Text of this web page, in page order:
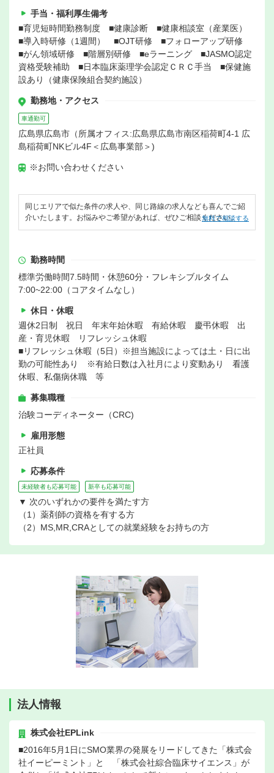
手当・福利厚生備考
■育児短時間勤務制度 ■健康診断 ■健康相談室（産業医）
■導入時研修（1週間） ■OJT研修 ■フォローアップ研修
■がん領域研修 ■階層別研修 ■eラーニング ■JASMO認定
資格受験補助 ■日本臨床薬理学会認定ＣＲＣ手当 ■保健施
設あり（健康保険組合契約施設）
勤務地・アクセス
車通勤可
広島県広島市（所属オフィス:広島県広島市南区稲荷町4-1 広
島稲荷町NKビル4F＜広島事業部＞)
※お問い合わせください
同じエリアで似た条件の求人や、同じ路線の求人なども喜んでご紹
介いたします。お悩みやご希望があれば、ぜひご相談ください。
無料で相談する
勤務時間
標準労働時間7.5時間・休憩60分・フレキシブルタイム
7:00~22:00（コアタイムなし）
休日・休暇
週休2日制 祝日 年末年始休暇 有給休暇 慶弔休暇 出
産・育児休暇 リフレッシュ休暇
■リフレッシュ休暇（5日）※担当施設によっては土・日に出
勤の可能性あり ※有給日数は入社月により変動あり 看護
休暇、私傷病休職 等
募集職種
治験コーディネーター（CRC)
雇用形態
正社員
応募条件
未経験者も応募可能 新卒も応募可能
▼ 次のいずれかの要件を満たす方
（1）薬剤師の資格を有する方
（2）MS,MR,CRAとしての就業経験をお持ちの方
法人情報
株式会社EPLink
■2016年5月1日にSMO業界の発展をリードしてきた「株式会
社イーピーミント」と 「株式会社綜合臨床サイエンス」が